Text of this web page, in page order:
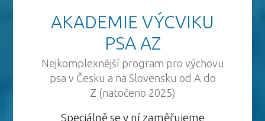
AKADEMIE VÝCVIKU
PSA AZ
Nejkomplexnější program pro výchovu
psa v Česku a na Slovensku od A do
Z (natočeno 2025)
Speciálně se v ní zaměřujeme